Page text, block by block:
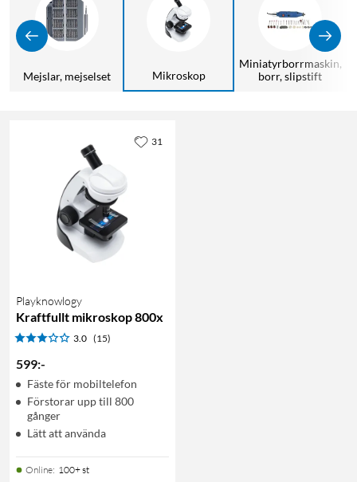
Mejslar, mejselset Mikroskop
Miniatyrborrmaskin,
borr, slipstift
Playknowlogy
Kraftfullt mikroskop 800x
3.0 (15)
599:-
Fäste för mobiltelefon
Förstorar upp till 800
gånger
Lätt att använda
Online: 100+ st
31